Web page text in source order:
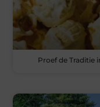
Proef de Traditie